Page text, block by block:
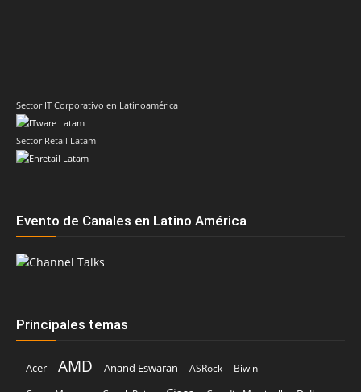
Sector IT Corporativo en Latinoamérica
Sector Retail Latam
Evento de Canales en Latino América
Principales temas
Acer AMD Anand Eswaran ASRock
Biwin